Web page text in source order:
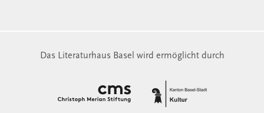
Das Literaturhaus Basel wird ermöglicht durch